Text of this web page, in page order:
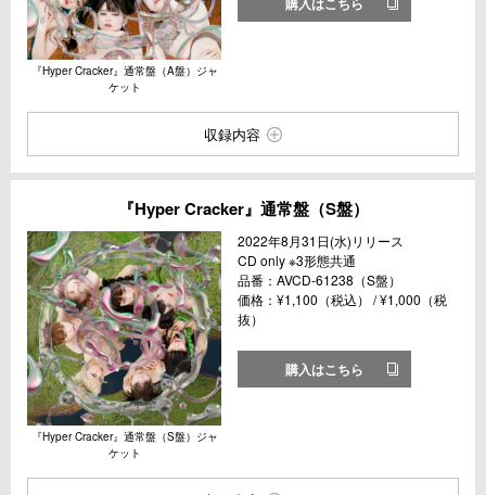
『Hyper Cracker』通常盤（A盤）ジャ
ケット
収録内容
『Hyper Cracker』通常盤（S盤）
『Hyper Cracker』通常盤（S盤）ジャ
ケット
2022年8月31日(水)リリース
CD only ※3形態共通
品番：AVCD-61238（S盤）
価格：¥1,100（税込） / ¥1,000（税
抜）
購入はこちら